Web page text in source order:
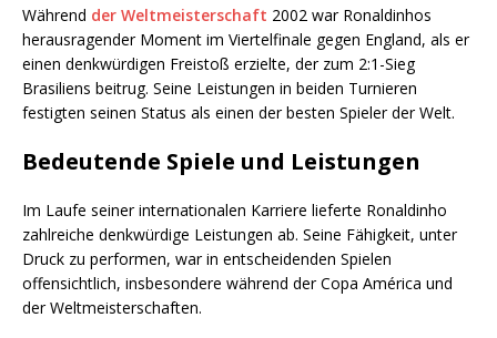
Während der Weltmeisterschaft 2002 war Ronaldinhos
herausragender Moment im Viertelfinale gegen England, als er
einen denkwürdigen Freistoß erzielte, der zum 2:1-Sieg
Brasiliens beitrug. Seine Leistungen in beiden Turnieren
festigten seinen Status als einen der besten Spieler der Welt.
Bedeutende Spiele und Leistungen
Im Laufe seiner internationalen Karriere lieferte Ronaldinho
zahlreiche denkwürdige Leistungen ab. Seine Fähigkeit, unter
Druck zu performen, war in entscheidenden Spielen
offensichtlich, insbesondere während der Copa América und
der Weltmeisterschaften.